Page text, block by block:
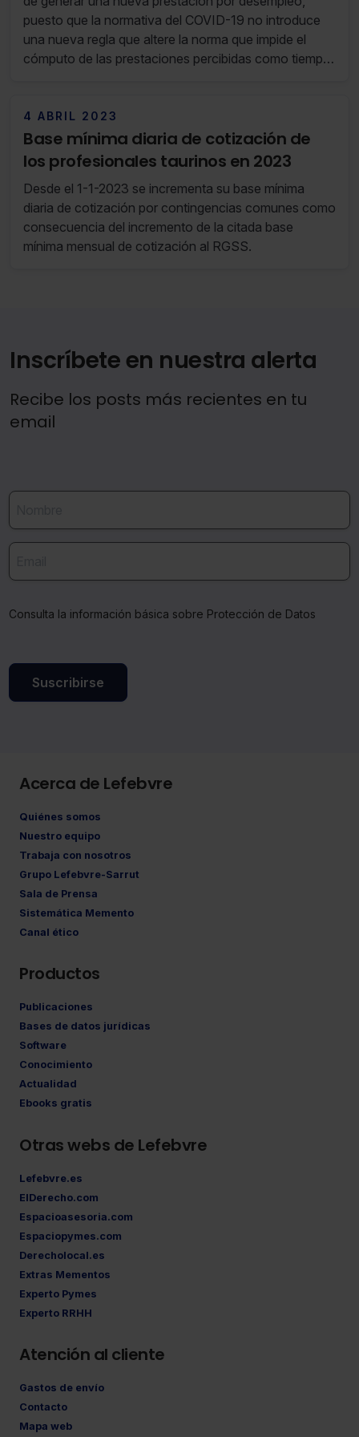
puesto que la normativa del COVID-19 no introduce
una nueva regla que altere la norma que impide el
cómputo de las prestaciones percibidas como tiempo
4 ABRIL 2023
Base mínima diaria de cotización de
los profesionales taurinos en 2023
Desde el 1-1-2023 se incrementa su base mínima
diaria de cotización por contingencias comunes como
consecuencia del incremento de la citada base
mínima mensual de cotización al RGSS.
Inscríbete en nuestra alerta
Recibe los posts más recientes en tu
email
Consulta la información básica sobre Protección de Datos
Suscribirse
Acerca de Lefebvre
Quiénes somos
Nuestro equipo
Trabaja con nosotros
Grupo Lefebvre-Sarrut
Sala de Prensa
Sistemática Memento
Canal ético
Productos
Publicaciones
Bases de datos jurídicas
Software
Conocimiento
Actualidad
Ebooks gratis
Otras webs de Lefebvre
Lefebvre.es
ElDerecho.com
Espacioasesoria.com
Espaciopymes.com
Derecholocal.es
Extras Mementos
Experto Pymes
Experto RRHH
Atención al cliente
Gastos de envío
Contacto
Mapa web